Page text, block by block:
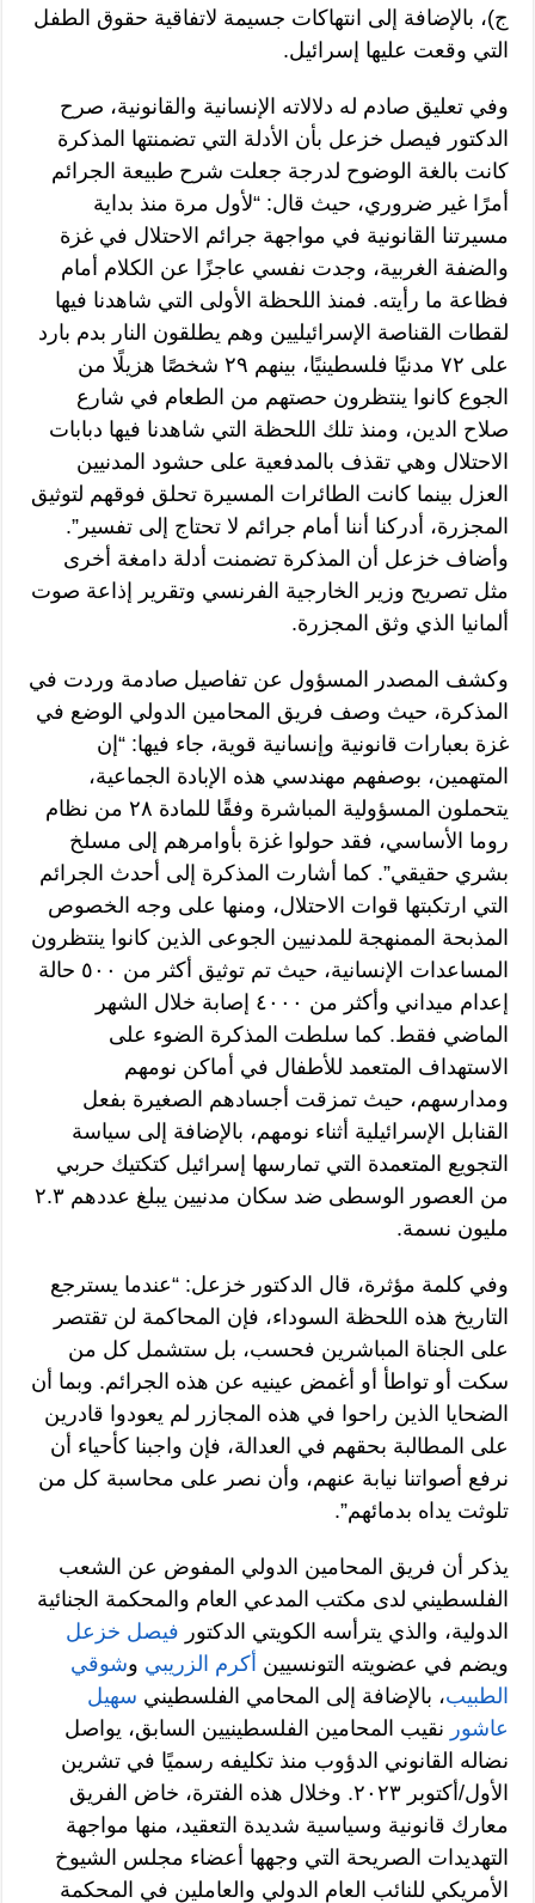
ج)، بالإضافة إلى انتهاكات جسيمة لاتفاقية حقوق الطفل
التي وقعت عليها إسرائيل.
وفي تعليق صادم له دلالاته الإنسانية والقانونية، صرح
الدكتور فيصل خزعل بأن الأدلة التي تضمنتها المذكرة
كانت بالغة الوضوح لدرجة جعلت شرح طبيعة الجرائم
أمرًا غير ضروري، حيث قال: “لأول مرة منذ بداية
مسيرتنا القانونية في مواجهة جرائم الاحتلال في غزة
والضفة الغربية، وجدت نفسي عاجزًا عن الكلام أمام
فظاعة ما رأيته. فمنذ اللحظة الأولى التي شاهدنا فيها
لقطات القناصة الإسرائيليين وهم يطلقون النار بدم بارد
على ٧٢ مدنيًا فلسطينيًا، بينهم ٢٩ شخصًا هزيلًا من
الجوع كانوا ينتظرون حصتهم من الطعام في شارع
صلاح الدين، ومنذ تلك اللحظة التي شاهدنا فيها دبابات
الاحتلال وهي تقذف بالمدفعية على حشود المدنيين
العزل بينما كانت الطائرات المسيرة تحلق فوقهم لتوثيق
المجزرة، أدركنا أننا أمام جرائم لا تحتاج إلى تفسير”.
وأضاف خزعل أن المذكرة تضمنت أدلة دامغة أخرى
مثل تصريح وزير الخارجية الفرنسي وتقرير إذاعة صوت
ألمانيا الذي وثق المجزرة.
وكشف المصدر المسؤول عن تفاصيل صادمة وردت في
المذكرة، حيث وصف فريق المحامين الدولي الوضع في
غزة بعبارات قانونية وإنسانية قوية، جاء فيها: “إن
المتهمين، بوصفهم مهندسي هذه الإبادة الجماعية،
يتحملون المسؤولية المباشرة وفقًا للمادة ٢٨ من نظام
روما الأساسي، فقد حولوا غزة بأوامرهم إلى مسلخ
بشري حقيقي”. كما أشارت المذكرة إلى أحدث الجرائم
التي ارتكبتها قوات الاحتلال، ومنها على وجه الخصوص
المذبحة الممنهجة للمدنيين الجوعى الذين كانوا ينتظرون
المساعدات الإنسانية، حيث تم توثيق أكثر من ٥٠٠ حالة
إعدام ميداني وأكثر من ٤٠٠٠ إصابة خلال الشهر
الماضي فقط. كما سلطت المذكرة الضوء على
الاستهداف المتعمد للأطفال في أماكن نومهم
ومدارسهم، حيث تمزقت أجسادهم الصغيرة بفعل
القنابل الإسرائيلية أثناء نومهم، بالإضافة إلى سياسة
التجويع المتعمدة التي تمارسها إسرائيل كتكتيك حربي
من العصور الوسطى ضد سكان مدنيين يبلغ عددهم ٢.٣
مليون نسمة.
وفي كلمة مؤثرة، قال الدكتور خزعل: “عندما يسترجع
التاريخ هذه اللحظة السوداء، فإن المحاكمة لن تقتصر
على الجناة المباشرين فحسب، بل ستشمل كل من
سكت أو تواطأ أو أغمض عينيه عن هذه الجرائم. وبما أن
الضحايا الذين راحوا في هذه المجازر لم يعودوا قادرين
على المطالبة بحقهم في العدالة، فإن واجبنا كأحياء أن
نرفع أصواتنا نيابة عنهم، وأن نصر على محاسبة كل من
تلوثت يداه بدمائهم”.
يذكر أن فريق المحامين الدولي المفوض عن الشعب
الفلسطيني لدى مكتب المدعي العام والمحكمة الجنائية
الدولية، والذي يترأسه الكويتي الدكتور فيصل خزعل
ويضم في عضويته التونسيين أكرم الزريبي وشوقي
الطبيب، بالإضافة إلى المحامي الفلسطيني سهيل
عاشور نقيب المحامين الفلسطينيين السابق، يواصل
نضاله القانوني الدؤوب منذ تكليفه رسميًا في تشرين
الأول/أكتوبر ٢٠٢٣. وخلال هذه الفترة، خاض الفريق
معارك قانونية وسياسية شديدة التعقيد، منها مواجهة
التهديدات الصريحة التي وجهها أعضاء مجلس الشيوخ
الأمريكي للنائب العام الدولي والعاملين في المحكمة